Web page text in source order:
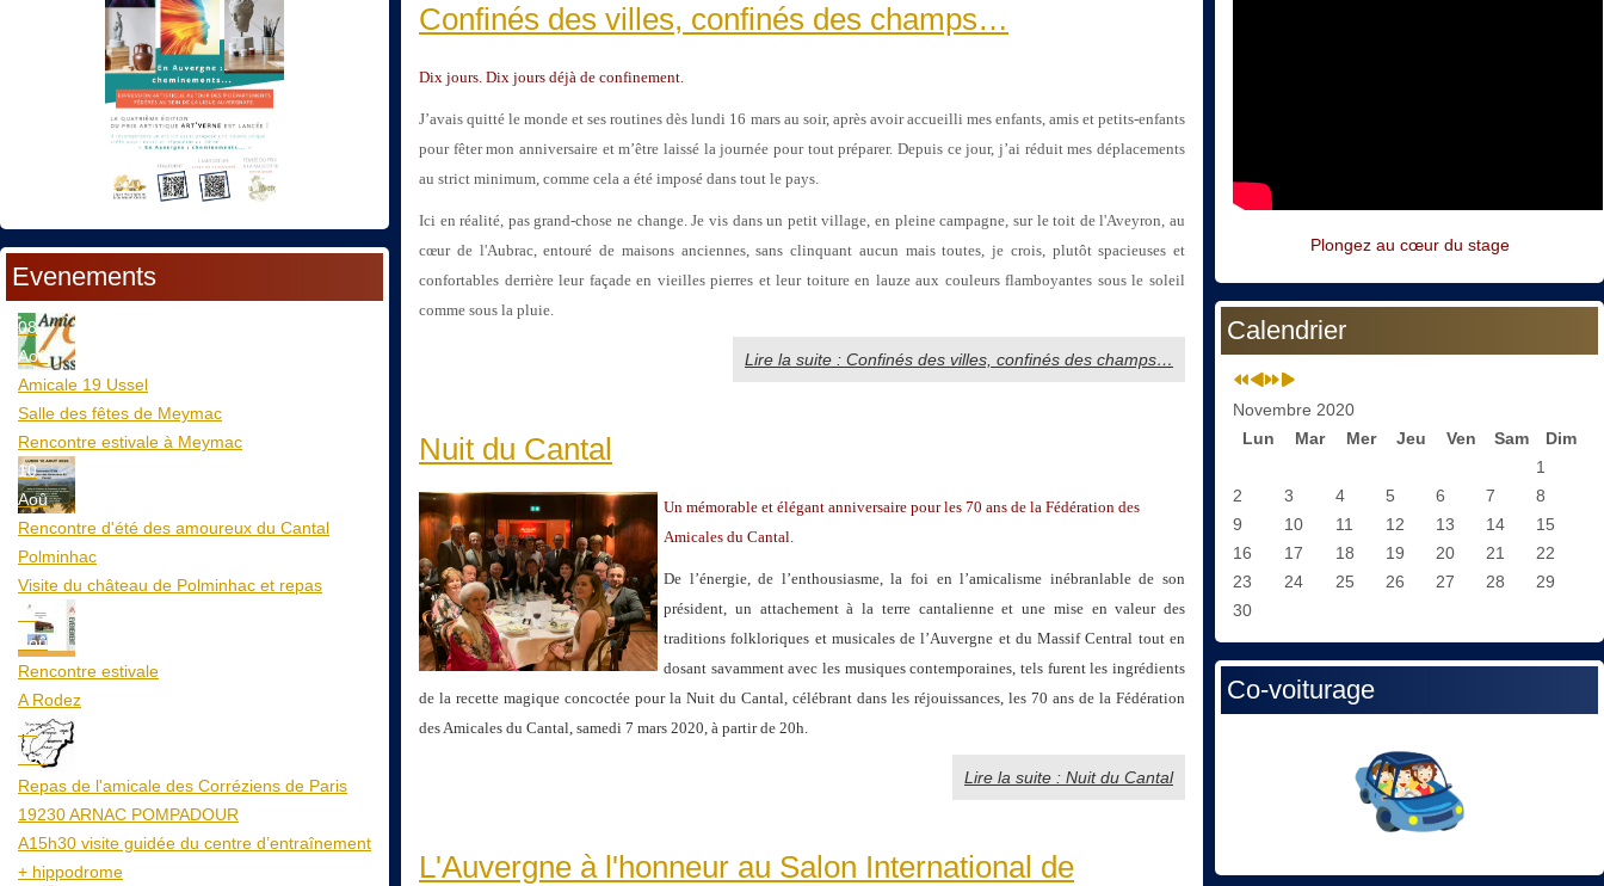
Evenements
08
Aoû
Amicale 19 Ussel
Salle des fêtes de Meymac
Rencontre estivale à Meymac
10
Aoû
Rencontre d'été des amoureux du Cantal
Polminhac
Visite du château de Polminhac et repas
12
Aoû
Rencontre estivale
A Rodez
23
Aoû
Repas de l'amicale des Corréziens de Paris
19230 ARNAC POMPADOUR
A15h30 visite guidée du centre d’entraînement
+ hippodrome
Confinés des villes, confinés des champs…
Dix jours. Dix jours déjà de confinement.
J’avais quitté le monde et ses routines dès lundi 16 mars au soir, après avoir accueilli mes enfants, amis et petits-enfants
pour fêter mon anniversaire et m’être laissé la journée pour tout préparer. Depuis ce jour, j’ai réduit mes déplacements
au strict minimum, comme cela a été imposé dans tout le pays.
Ici en réalité, pas grand-chose ne change. Je vis dans un petit village, en pleine campagne, sur le toit de l'Aveyron, au
cœur de l'Aubrac, entouré de maisons anciennes, sans clinquant aucun mais toutes, je crois, plutôt spacieuses et
confortables derrière leur façade en vieilles pierres et leur toiture en lauze aux couleurs flamboyantes sous le soleil
comme sous la pluie.
Lire la suite : Confinés des villes, confinés des champs…
Nuit du Cantal
Un mémorable et élégant anniversaire pour les 70 ans de la Fédération des
Amicales du Cantal.
De l’énergie, de l’enthousiasme, la foi en l’amicalisme inébranlable de son
président, un attachement à la terre cantalienne et une mise en valeur des
traditions folkloriques et musicales de l’Auvergne et du Massif Central tout en
dosant savamment avec les musiques contemporaines, tels furent les ingrédients
de la recette magique concoctée pour la Nuit du Cantal, célébrant dans les réjouissances, les 70 ans de la Fédération
des Amicales du Cantal, samedi 7 mars 2020, à partir de 20h.
Lire la suite : Nuit du Cantal
L'Auvergne à l'honneur au Salon International de
Plongez au cœur du stage
Calendrier
Novembre 2020
Lun
Mar Mer Jeu Ven Sam
Dim
1
2
3 4 5 6 7
8
9
10 11 12 13 14
15
16
17 18 19 20 21
22
23
24 25 26 27 28
29
30
Co-voiturage